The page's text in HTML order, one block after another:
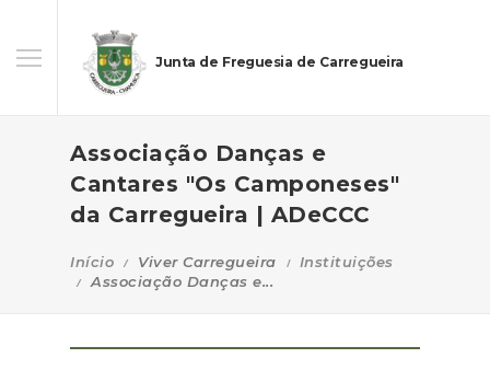
Junta de Freguesia de Carregueira
Associação Danças e
Cantares "Os Camponeses"
da Carregueira | ADeCCC
Início Viver Carregueira
Instituições
Associação Danças e...